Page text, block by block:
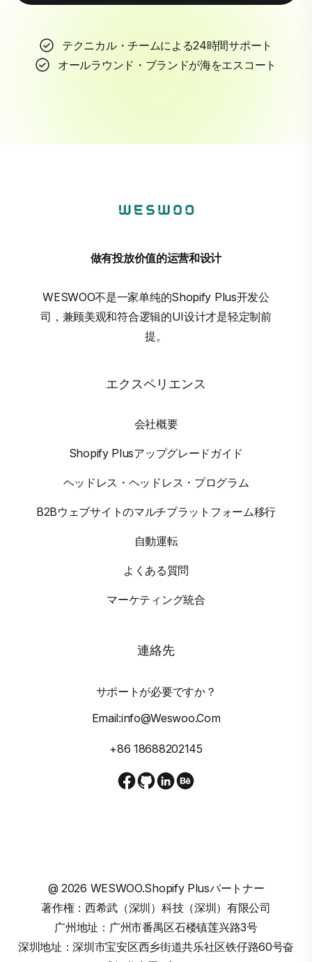
テクニカル・チームによる24時間サポート
オールラウンド・ブランドが海をエスコート
做有投放价值的运营和设计
WESWOO不是一家单纯的Shopify Plus开发公
司，兼顾美观和符合逻辑的UI设计才是轻定制前
提。
エクスペリエンス
会社概要
Shopify Plusアップグレードガイド
ヘッドレス・ヘッドレス・プログラム
B2Bウェブサイトのマルチプラットフォーム移行
自動運転
よくある質問
マーケティング統合
連絡先
サポートが必要ですか？
Email:info@weswoo.com
+86 18688202145
@2026 WESWOO.Shopify Plusパートナー
著作権：西希武（深圳）科技（深圳）有限公司
广州地址：广州市番禺区石楼镇莲兴路3号
深圳地址：深圳市宝安区西乡街道共乐社区铁仔路60号奋